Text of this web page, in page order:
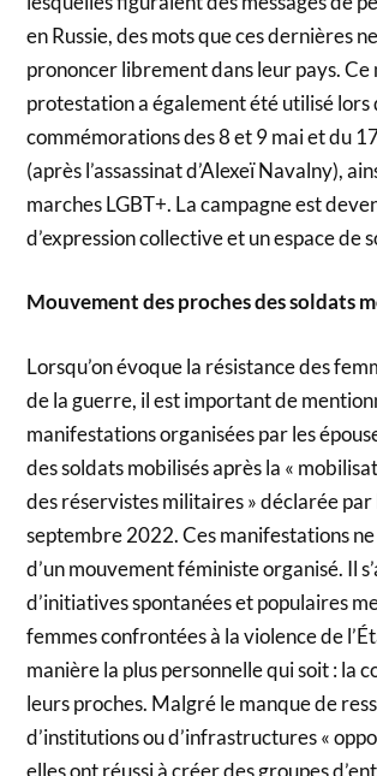
en Russie, des mots que ces dernières
prononcer librement dans leur pays. Ce
protestation a également été utilisé lors
commémorations des 8 et 9 mai et du
(après l’assassinat d’Alexeï Navalny),
marches LGBT+. La campagne est
d’expression collective et un espace de
Mouvement des proches des soldats
Lorsqu’on évoque la résistance des
de la guerre, il est important de
manifestations organisées par les
des soldats mobilisés après la «
des réservistes militaires » déclarée par
septembre 2022. Ces manifestations
d’un mouvement féministe organisé. Il
d’initiatives spontanées et populaires
femmes confrontées à la violence de
manière la plus personnelle qui soit : la
leurs proches. Malgré le manque de
d’institutions ou d’infrastructures «
elles ont réussi à créer des groupes